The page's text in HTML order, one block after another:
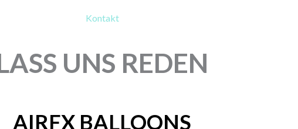
Kontakt
UNS REDEN
AIRFX BALLOONS